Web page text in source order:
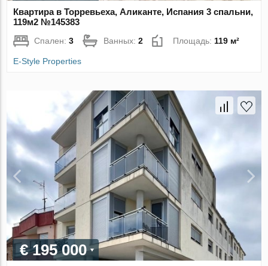
Квартира в Торревьеха, Аликанте, Испания 3 спальни,
119м2 №145383
Спален:3 Ванных:2 Площадь:119 м²
E-Style Properties
€ 195 000